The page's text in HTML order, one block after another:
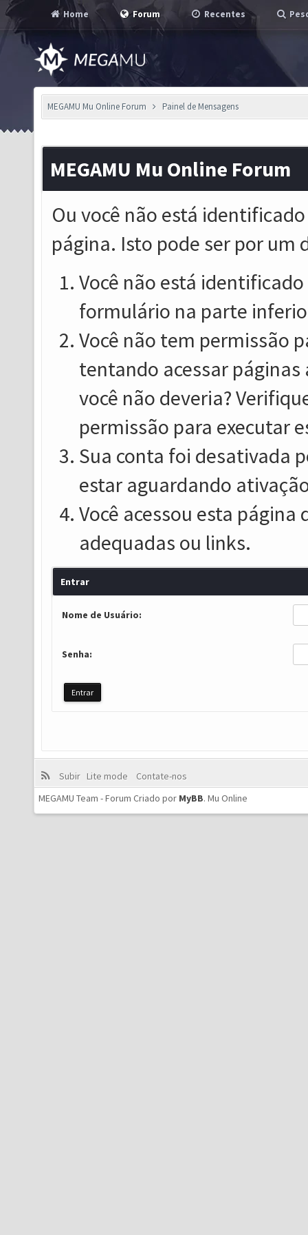
Home Forum Recentes
MEGAMU Mu Online Forum Painel de Mensagens
MEGAMU Mu Online Forum
Ou você não está
página. Isto pode ser por um
Você não está
formulário na parte
Você não tem permissão
tentando acessar
você não deveria?
permissão para executar
Sua conta foi desativada
estar aguardando
Você acessou esta
adequadas ou links.
Entrar
Nome de Usuário:
Senha:
Subir Lite mode
Contate-nos
MEGAMU Team - Forum Criado por MyBB. Mu Online